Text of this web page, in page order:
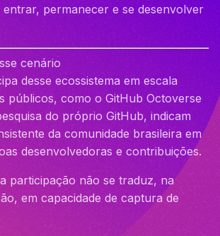
entrar, permanecer e se desenvolver
cenário
desse ecossistema em escala
públicos, como o GitHub Octoverse
do próprio GitHub, indicam
da comunidade brasileira em
desenvolvedoras e contribuições.
participação não se traduz, na
em capacidade de captura de